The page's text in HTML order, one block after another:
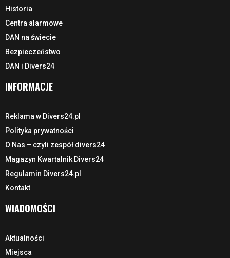
Historia
Centra alarmowe
DAN na świecie
Bezpieczeństwo
DAN i Divers24
INFORMACJE
Reklama w Divers24.pl
Polityka prywatności
O Nas – czyli zespół divers24
Magazyn Kwartalnik Divers24
Regulamin Divers24.pl
Kontakt
WIADOMOŚCI
Aktualności
Miejsca